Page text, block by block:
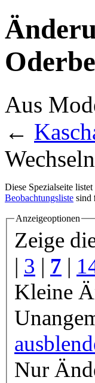
Aus
←
Diese Spezialseite
Beobachtungsliste sind
Anzeigeoptionen
Zeige
| 3 | 7 |
Kleine
Nur